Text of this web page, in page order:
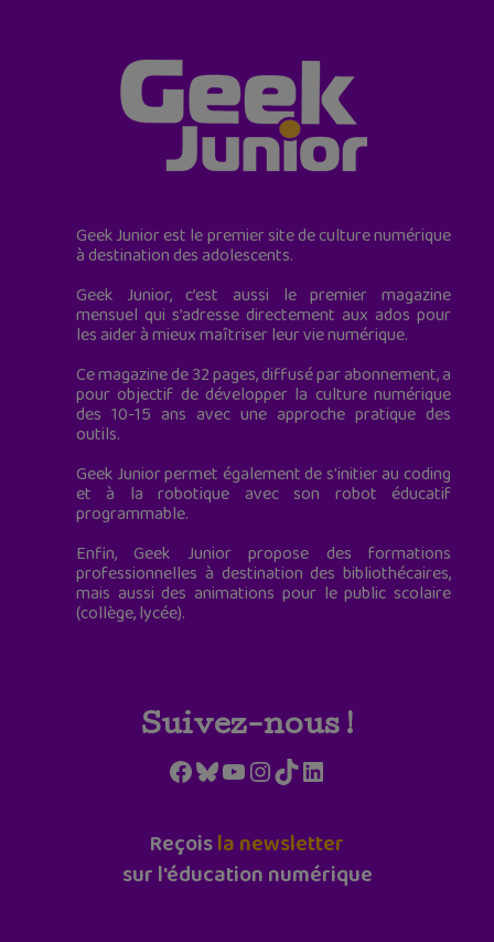
Geek Junior est le premier site de culture numérique
à destination des adolescents.
Geek Junior, c’est aussi le premier magazine
mensuel qui s’adresse directement aux ados pour
les aider à mieux maîtriser leur vie numérique.
Ce magazine de 32 pages, diffusé par abonnement, a
pour objectif de développer la culture numérique
des 10-15 ans avec une approche pratique des
outils.
Geek Junior permet également de s'initier au coding
et à la robotique avec son robot éducatif
programmable.
Enfin, Geek Junior propose des formations
professionnelles à destination des bibliothécaires,
mais aussi des animations pour le public scolaire
(collège, lycée).
Suivez-nous !
Facebook
Bluesky
YouTube
Instagram
TikTokLinkedIn
Reçoisla newsletter
sur l'éducation numérique